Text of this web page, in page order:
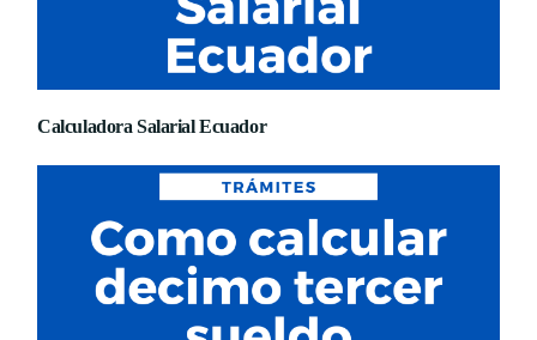
Calculadora Salarial Ecuador